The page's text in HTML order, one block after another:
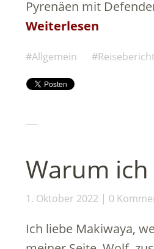
Pyrenäen mit
Weiterlesen
Allgemein
Warum
1. Oktober 2022 0
Ich liebe Makiwaya,